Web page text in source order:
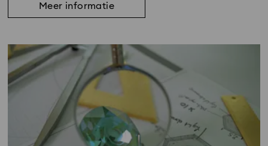
Meer informatie